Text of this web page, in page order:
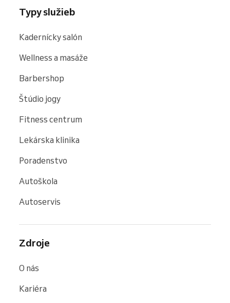
Typy služieb
Kadernícky salón
Wellness a masáže
Barbershop
Štúdio jogy
Fitness centrum
Lekárska klinika
Poradenstvo
Autoškola
Autoservis
Zdroje
O nás
Kariéra